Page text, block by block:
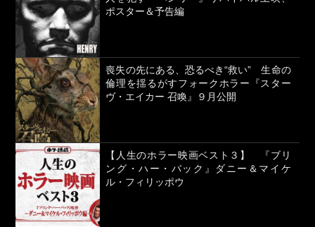
ポスター＆予告編
喪失の先にある、恐るべき“救い” 生命の
倫理を揺るがすフォークホラー『スター
ヴ・エイカー 召喚』９月公開
【人生のホラー映画ベスト３】 『ブリ
ング・ハー・バック』ダニー＆マイケ
ル・フィリッポウ